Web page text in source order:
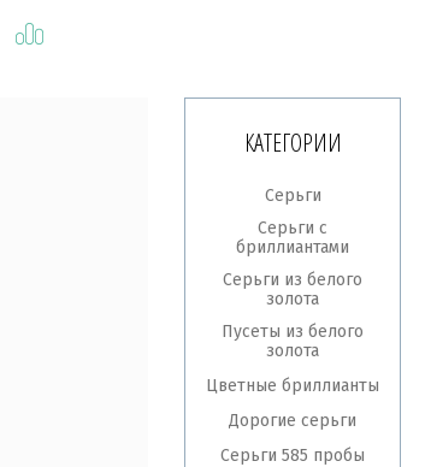
КАТЕГОРИИ
Серьги
Серьги с
бриллиантами
Серьги из белого
золота
Пусеты из белого
золота
Цветные бриллианты
Дорогие серьги
Серьги 585 пробы